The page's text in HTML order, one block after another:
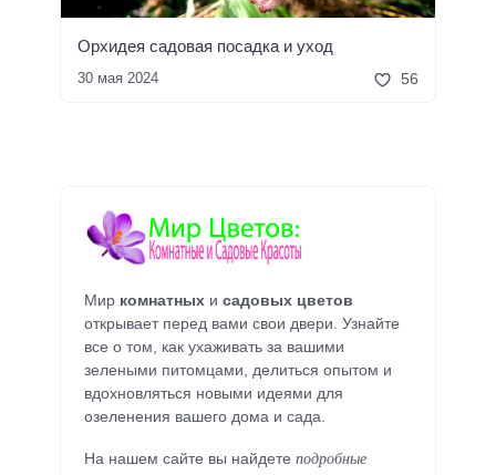
Орхидея садовая посадка и уход
30 мая 2024 56
Мир комнатных и садовых цветов
открывает перед вами свои двери. Узнайте
все о том, как ухаживать за вашими
зелеными питомцами, делиться опытом и
вдохновляться новыми идеями для
озеленения вашего дома и сада.
На нашем сайте вы найдете подробные